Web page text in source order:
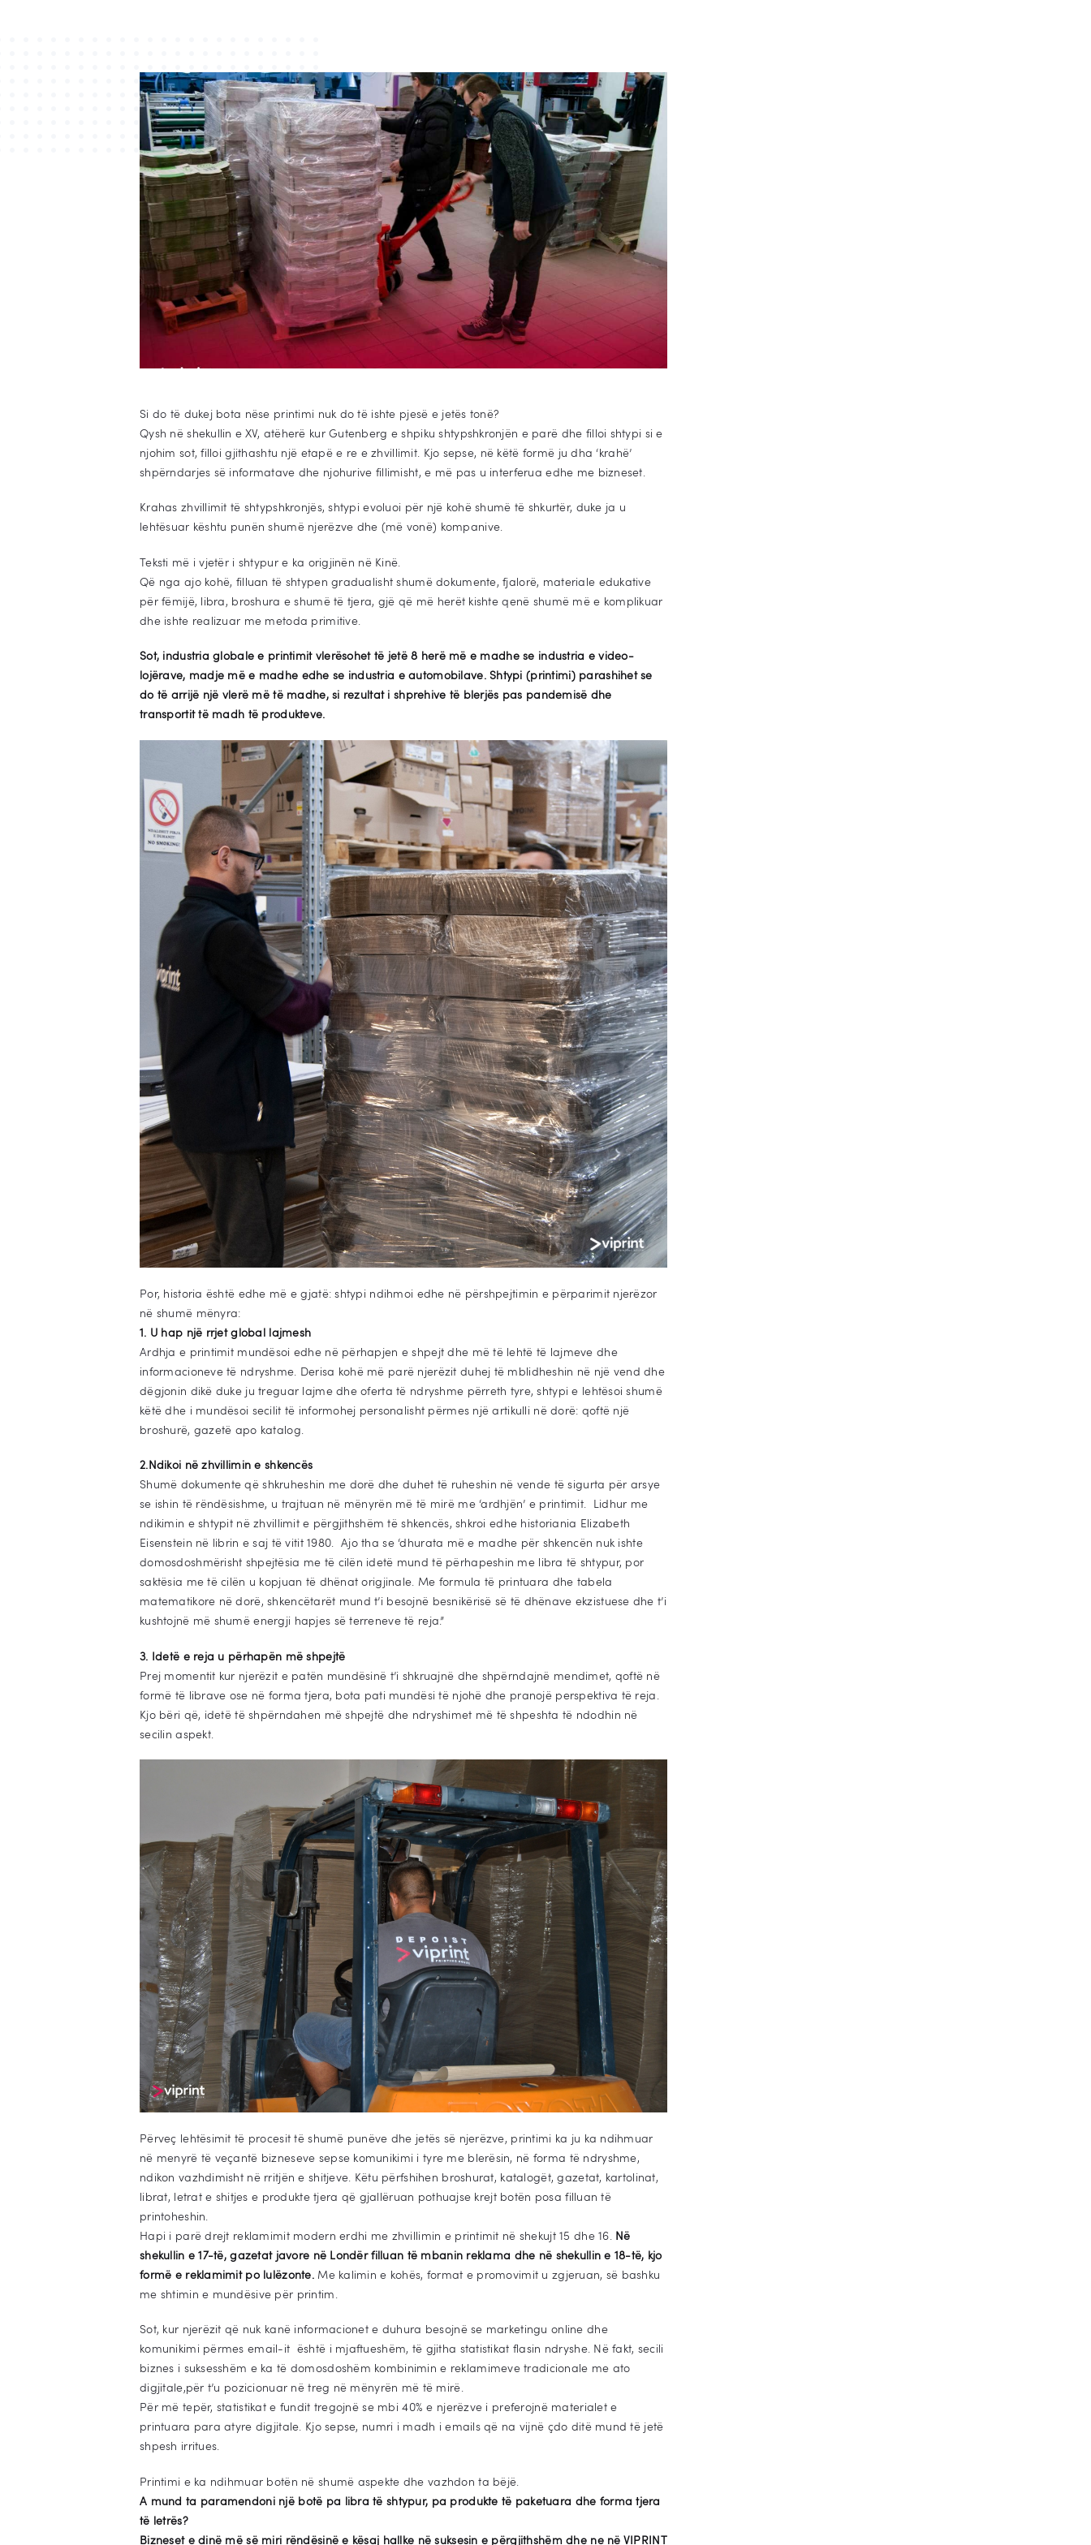
Si do të dukej bota nëse printimi nuk do të ishte pjesë e jetës tonë?
Qysh në shekullin e XV, atëherë kur Gutenberg e shpiku shtypshkronjën e parë dhe filloi shtypi si e
njohim sot, filloi gjithashtu një etapë e re e zhvillimit. Kjo sepse, në këtë formë ju dha ‘krahë’
shpërndarjes së informatave dhe njohurive fillimisht, e më pas u interferua edhe me bizneset.
Krahas zhvillimit të shtypshkronjës, shtypi evoluoi për një kohë shumë të shkurtër, duke ja u
lehtësuar kështu punën shumë njerëzve dhe (më vonë) kompanive.
Teksti më i vjetër i shtypur e ka origjinën në Kinë.
Që nga ajo kohë, filluan të shtypen gradualisht shumë dokumente, fjalorë, materiale edukative
për fëmijë, libra, broshura e shumë të tjera, gjë që më herët kishte qenë shumë më e komplikuar
dhe ishte realizuar me metoda primitive.
Sot, industria globale e printimit vlerësohet të jetë 8 herë më e madhe se industria e video-
lojërave, madje më e madhe edhe se industria e automobilave. Shtypi (printimi) parashihet se
do të arrijë një vlerë më të madhe, si rezultat i shprehive të blerjës pas pandemisë dhe
transportit të madh të produkteve.
Por, historia është edhe më e gjatë: shtypi ndihmoi edhe në përshpejtimin e përparimit njerëzor
në shumë mënyra:
1. U hap një rrjet global lajmesh
Ardhja e printimit mundësoi edhe në përhapjen e shpejt dhe më të lehtë të lajmeve dhe
informacioneve të ndryshme. Derisa kohë më parë njerëzit duhej të mblidheshin në një vend dhe
dëgjonin dikë duke ju treguar lajme dhe oferta të ndryshme përreth tyre, shtypi e lehtësoi shumë
këtë dhe i mundësoi secilit të informohej personalisht përmes një artikulli në dorë: qoftë një
broshurë, gazetë apo katalog.
2.Ndikoi në zhvillimin e shkencës
Shumë dokumente që shkruheshin me dorë dhe duhet të ruheshin në vende të sigurta për arsye
se ishin të rëndësishme, u trajtuan në mënyrën më të mirë me ‘ardhjën’ e printimit. Lidhur me
ndikimin e shtypit në zhvillimit e përgjithshëm të shkencës, shkroi edhe historiania Elizabeth
Eisenstein në librin e saj të vitit 1980. Ajo tha se ‘dhurata më e madhe për shkencën nuk ishte
domosdoshmërisht shpejtësia me të cilën idetë mund të përhapeshin me libra të shtypur, por
saktësia me të cilën u kopjuan të dhënat origjinale. Me formula të printuara dhe tabela
matematikore në dorë, shkencëtarët mund t’i besojnë besnikërisë së të dhënave ekzistuese dhe t’i
kushtojnë më shumë energji hapjes së terreneve të reja.”
3. Idetë e reja u përhapën më shpejtë
Prej momentit kur njerëzit e patën mundësinë t’i shkruajnë dhe shpërndajnë mendimet, qoftë në
formë të librave ose në forma tjera, bota pati mundësi të njohë dhe pranojë perspektiva të reja.
Kjo bëri që, idetë të shpërndahen më shpejtë dhe ndryshimet më të shpeshta të ndodhin në
secilin aspekt.
Përveç lehtësimit të procesit të shumë punëve dhe jetës së njerëzve, printimi ka ju ka ndihmuar
në menyrë të veçantë bizneseve sepse komunikimi i tyre me blerësin, në forma të ndryshme,
ndikon vazhdimisht në rritjën e shitjeve. Këtu përfshihen broshurat, katalogët, gazetat, kartolinat,
librat, letrat e shitjes e produkte tjera që gjallëruan pothuajse krejt botën posa filluan të
printoheshin.
Hapi i parë drejt reklamimit modern erdhi me zhvillimin e printimit në shekujt 15 dhe 16. Në
shekullin e 17-të, gazetat javore në Londër filluan të mbanin reklama dhe në shekullin e 18-të, kjo
formë e reklamimit po lulëzonte.Me kalimin e kohës, format e promovimit u zgjeruan, së bashku
me shtimin e mundësive për printim.
Sot, kur njerëzit që nuk kanë informacionet e duhura besojnë se marketingu online dhe
komunikimi përmes email-it është i mjaftueshëm, të gjitha statistikat flasin ndryshe. Në fakt, secili
biznes i suksesshëm e ka të domosdoshëm kombinimin e reklamimeve tradicionale me ato
digjitale,për t’u pozicionuar në treg në mënyrën më të mirë.
Për më tepër, statistikat e fundit tregojnë se mbi 40% e njerëzve i preferojnë materialet e
printuara para atyre digjitale. Kjo sepse, numri i madh i emails që na vijnë çdo ditë mund të jetë
shpesh irritues.
Printimi e ka ndihmuar botën në shumë aspekte dhe vazhdon ta bëjë.
A mund ta paramendoni një botë pa libra të shtypur, pa produkte të paketuara dhe forma tjera
të letrës?
Bizneset e dinë më së miri rëndësinë e kësaj hallke në suksesin e përgjithshëm dhe ne në VIPRINT